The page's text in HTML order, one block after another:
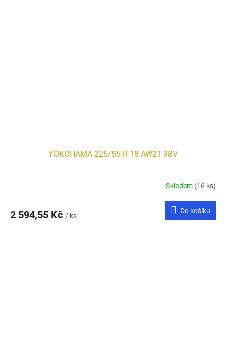
YOKOHAMA 225/55 R 18 AW21 98V
Skladem (16 ks)
2 594,55 Kč / ks
Do košíku